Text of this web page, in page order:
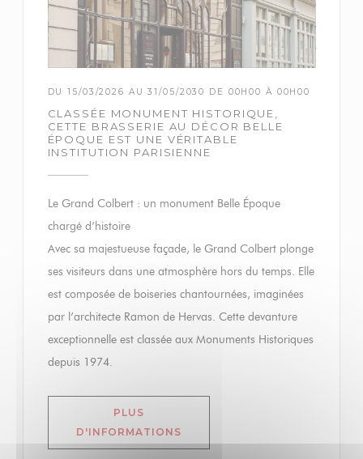
DU 15/03/2026 AU 31/05/2030 DE 00H00 À 00H00
CLASSÉE MONUMENT HISTORIQUE,
CETTE BRASSERIE AU DÉCOR BELLE
ÉPOQUE EST UNE VÉRITABLE
INSTITUTION PARISIENNE
Le Grand Colbert : un monument Belle Époque
chargé d’histoire
Avec sa majestueuse façade, le Grand Colbert plonge
ses visiteurs dans une atmosphère hors du temps. Elle
est composée de boiseries chantournées, imaginées
par l’architecte Ramon de Hervas. Cette devanture
exceptionnelle est classée aux Monuments Historiques
depuis 1974.
PLUS
D'INFORMATIONS((OUVRE UNE NOUVELLE